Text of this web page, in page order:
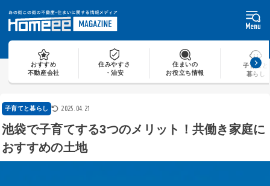
おすすめ
不動産会社
住みやすさ
・治安
住まいの
お役立ち情報
子育てと
暮らし
子育てと暮らし 2025.04.21
池袋で子育てする3つのメリット！共働き家庭に
おすすめの土地